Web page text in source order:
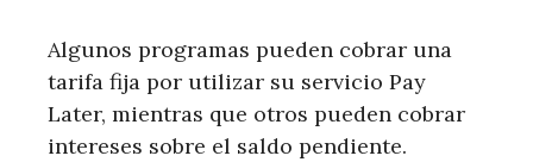
Algunos programas pueden cobrar una
tarifa fija por utilizar su servicio Pay
Later, mientras que otros pueden cobrar
intereses sobre el saldo pendiente.